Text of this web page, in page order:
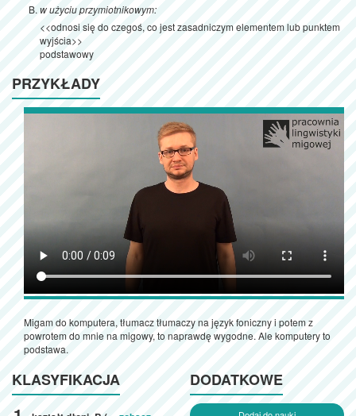
w użyciu przymiotnikowym:
<<odnosi się do czegoś, co jest zasadniczym elementem lub punktem
wyjścia>>
podstawowy
PRZYKŁADY
Migam do komputera, tłumacz tłumaczy na język foniczny i potem z
powrotem do mnie na migowy, to naprawdę wygodne. Ale komputery to
podstawa.
KLASYFIKACJA DODATKOWE